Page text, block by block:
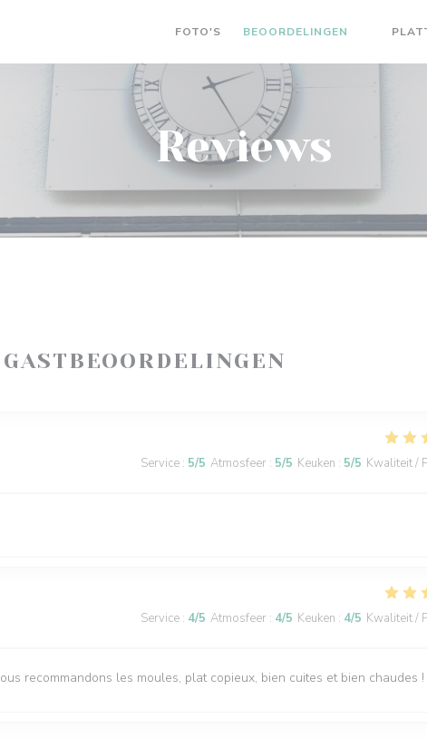
FOTO'S BEOORDELINGEN
Reviews
Service : 5/5 Atmosfeer : 5/5 Keuken : 5/5 Kwaliteit /
Service : 4/5 Atmosfeer : 4/5 Keuken : 4/5 Kwaliteit /
recommandons les moules, plat copieux, bien cuites et bien chaudes !